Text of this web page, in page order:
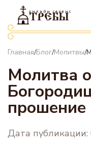
онлайн сервис
ТРЕБЫ
Главная/Блог/Молитвы/
Молитва
прошение
Дата публикации: